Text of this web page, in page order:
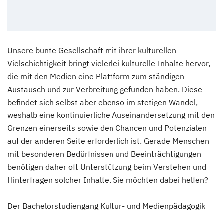
Unsere bunte Gesellschaft mit ihrer kulturellen
Vielschichtigkeit bringt vielerlei kulturelle Inhalte hervor,
die mit den Medien eine Plattform zum ständigen
Austausch und zur Verbreitung gefunden haben. Diese
befindet sich selbst aber ebenso im stetigen Wandel,
weshalb eine kontinuierliche Auseinandersetzung mit den
Grenzen einerseits sowie den Chancen und Potenzialen
auf der anderen Seite erforderlich ist. Gerade Menschen
mit besonderen Bedürfnissen und Beeinträchtigungen
benötigen daher oft Unterstützung beim Verstehen und
Hinterfragen solcher Inhalte. Sie möchten dabei helfen?
Der Bachelorstudiengang Kultur- und Medienpädagogik